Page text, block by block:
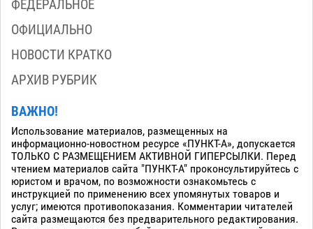
ФЕДЕРАЛЬНОЕ
ОФИЦИАЛЬНО
НОВОСТИ КРАТКО
АРХИВ РУБРИК
ВАЖНО!
Использование материалов, размещенных на
информационно-новостном ресурсе «ПУНКТ-А», допускается
ТОЛЬКО С РАЗМЕЩЕНИЕМ АКТИВНОЙ ГИПЕРСЫЛКИ. Перед
чтением материалов сайта "ПУНКТ-А" проконсультируйтесь с
юристом и врачом, по возможности ознакомьтесь с
инструкцией по применению всех упомянутых товаров и
услуг; имеются противопоказания. Комментарии читателей
сайта размещаются без предварительного редактирования.